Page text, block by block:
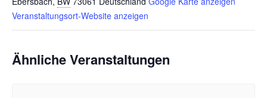
Veranstaltungsort-Website anzeigen
Ähnliche Veranstaltungen